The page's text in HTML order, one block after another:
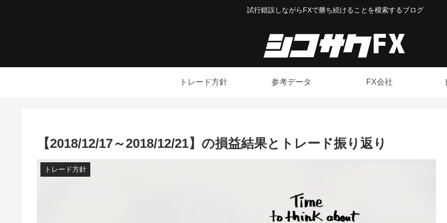
試行錯誤しながらFXで勝ち続けることを模索するブログ
トレード方針 参考データ FX会社
【2018/12/17～2018/12/21】の損益結果とトレード振り返り
トレード方針